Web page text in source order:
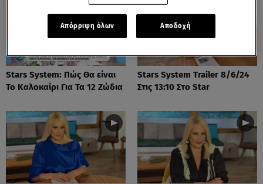
Stars System: Πώς Θα είναι
Το Καλοκαίρι Για Τα 12 Ζώδια
Stars System Trailer 8/6/24
Στις 13:10 Στο Star
Απόρριψη όλων Αποδοχή